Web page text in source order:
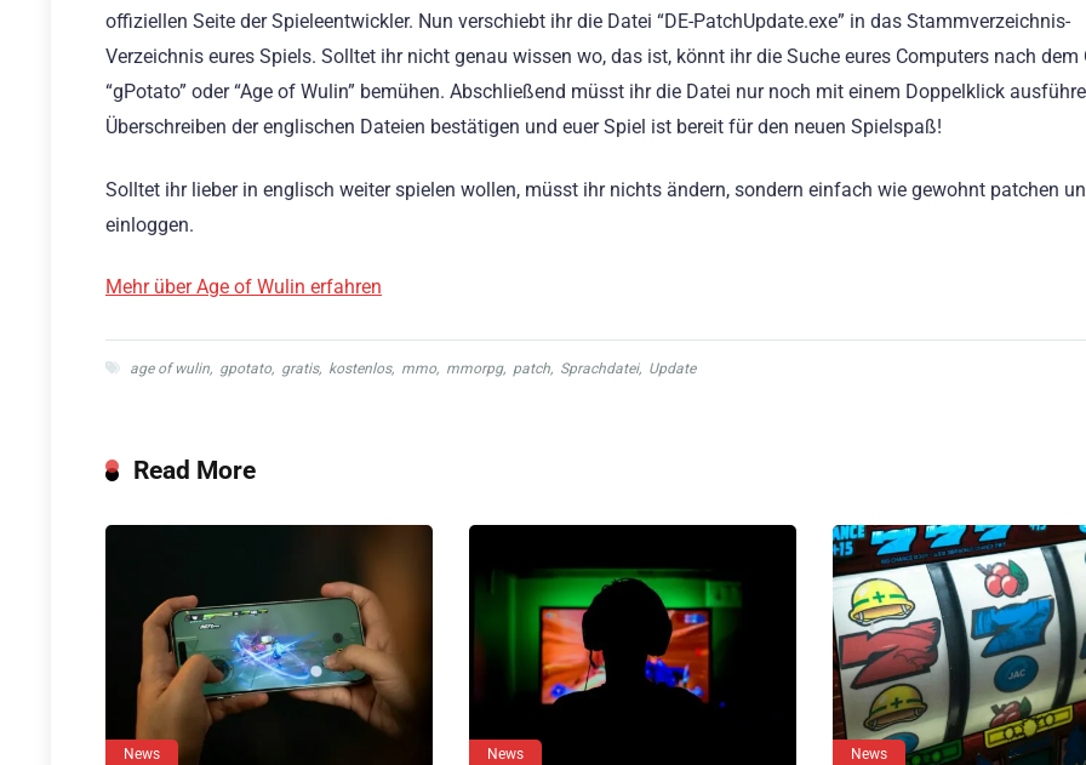
offiziellen Seite der Spieleentwickler. Nun verschiebt ihr die Datei “DE-PatchUpdate.exe” in das Stammverzeichnis-
Verzeichnis eures Spiels. Solltet ihr nicht genau wissen wo, das ist, könnt ihr die Suche eures Computers nach dem
“gPotato” oder “Age of Wulin” bemühen. Abschließend müsst ihr die Datei nur noch mit einem Doppelklick
Überschreiben der englischen Dateien bestätigen und euer Spiel ist bereit für den neuen Spielspaß!
Solltet ihr lieber in englisch weiter spielen wollen, müsst ihr nichts ändern, sondern einfach wie gewohnt patchen
einloggen.
Mehr über Age of Wulin erfahren
age of wulin, gpotato, gratis, kostenlos, mmo, mmorpg, patch, Sprachdatei, Update
Read More
News News News